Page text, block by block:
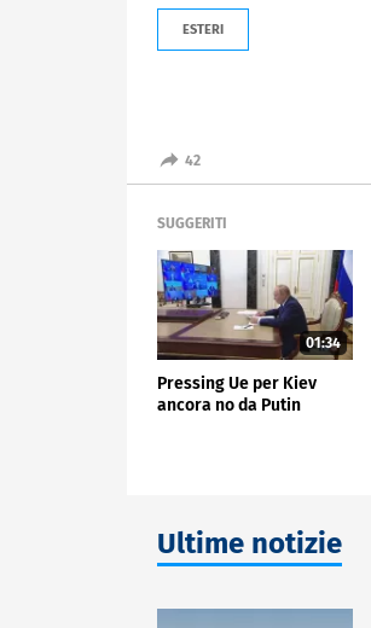
ESTERI
42
SUGGERITI
01:34
Pressing Ue per Kiev
ancora no da Putin
Ultime notizie